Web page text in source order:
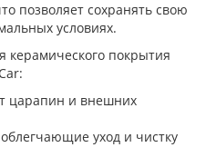
позволяет сохранять свою
условиях.
керамического покрытия
царапин и внешних
уход и чистку